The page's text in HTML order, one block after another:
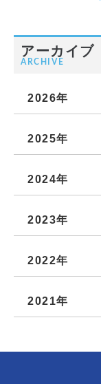
アーカイブ
ARCHIVE
2026年
2025年
2024年
2023年
2022年
2021年